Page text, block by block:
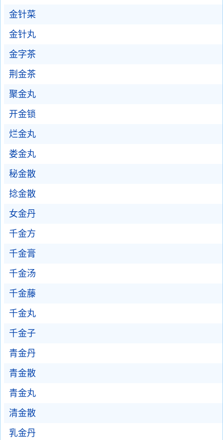
金针菜
金针丸
金字茶
荆金茶
聚金丸
开金锁
烂金丸
娄金丸
秘金散
捻金散
女金丹
千金方
千金膏
千金汤
千金藤
千金丸
千金子
青金丹
青金散
青金丸
清金散
乳金丹